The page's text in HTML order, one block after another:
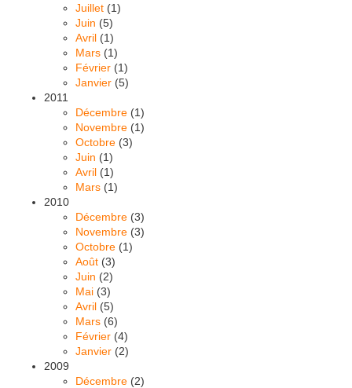
Juillet (1)
Juin (5)
Avril (1)
Mars (1)
Février (1)
Janvier (5)
2011
Décembre (1)
Novembre (1)
Octobre (3)
Juin (1)
Avril (1)
Mars (1)
2010
Décembre (3)
Novembre (3)
Octobre (1)
Août (3)
Juin (2)
Mai (3)
Avril (5)
Mars (6)
Février (4)
Janvier (2)
2009
Décembre (2)